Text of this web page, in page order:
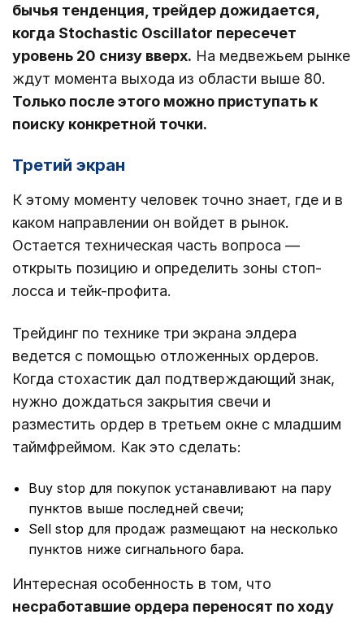
бычья тенденция, трейдер дожидается,
когда Stochastic Oscillator пересечет
уровень 20 снизу вверх. На медвежьем рынке
ждут момента выхода из области выше 80.
Только после этого можно приступать к
поиску конкретной точки.
Третий экран
К этому моменту человек точно знает, где и в
каком направлении он войдет в рынок.
Остается техническая часть вопроса ―
открыть позицию и определить зоны стоп-
лосса и тейк-профита.
Трейдинг по технике три экрана элдера
ведется с помощью отложенных ордеров.
Когда стохастик дал подтверждающий знак,
нужно дождаться закрытия свечи и
разместить ордер в третьем окне с младшим
таймфреймом. Как это сделать:
Buy stop для покупок устанавливают на пару
пунктов выше последней свечи;
Sell stop для продаж размещают на несколько
пунктов ниже сигнального бара.
Интересная особенность в том, что
несработавшие ордера переносят по ходу